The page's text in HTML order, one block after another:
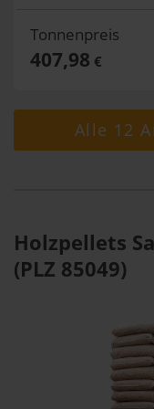
Tonnenpreis
407,98 €
Alle 12
Holzpellets
(PLZ 85049)